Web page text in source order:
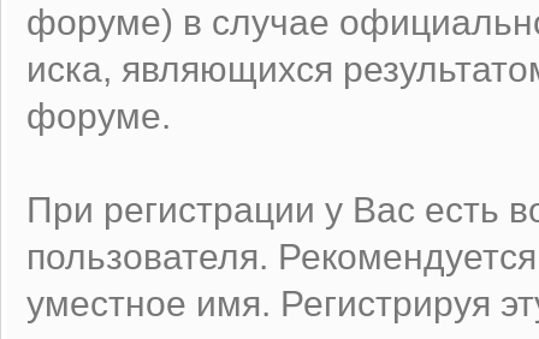
форуме) в случае
иска, являющихся
форуме.
При регистрации у Вас есть
пользователя.
уместное имя. Регистрируя